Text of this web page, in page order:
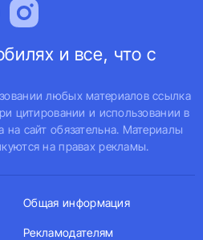
и все, что с
любых материалов ссылка
цитировании и использовании в
на сайт обязательна. Материалы
на правах рекламы.
Общая информация
Рекламодателям